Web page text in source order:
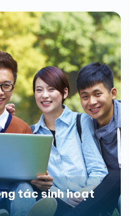
tác sinh hoạt